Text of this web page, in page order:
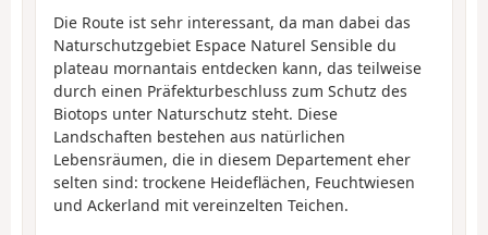
Die Route ist sehr interessant, da man dabei das
Naturschutzgebiet Espace Naturel Sensible du
plateau mornantais entdecken kann, das teilweise
durch einen Präfekturbeschluss zum Schutz des
Biotops unter Naturschutz steht. Diese
Landschaften bestehen aus natürlichen
Lebensräumen, die in diesem Departement eher
selten sind: trockene Heideflächen, Feuchtwiesen
und Ackerland mit vereinzelten Teichen.